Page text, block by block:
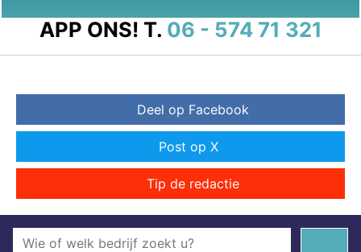
APP ONS! T. 06 - 574 71 321
Deel op Facebook
Post op X
Tip de redactie